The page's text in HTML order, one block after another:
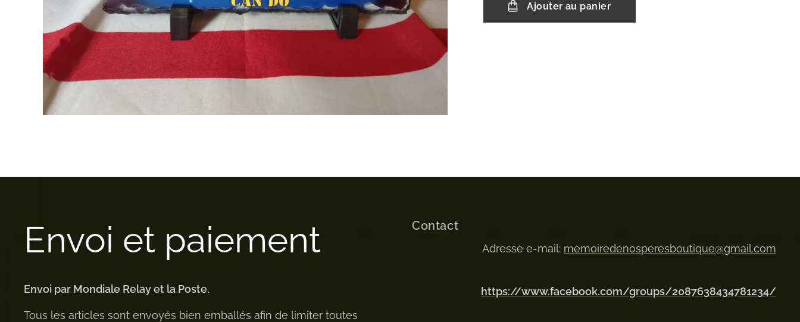
Ajouter au panier
Envoi et paiement
Envoi par Mondiale Relay et la Poste.
Tous les articles sont envoyés bien emballés afin de limiter toutes
Contact
Adresse e-mail: memoiredenosperesboutique@gmail.com
https://www.facebook.com/groups/2087638434781234/